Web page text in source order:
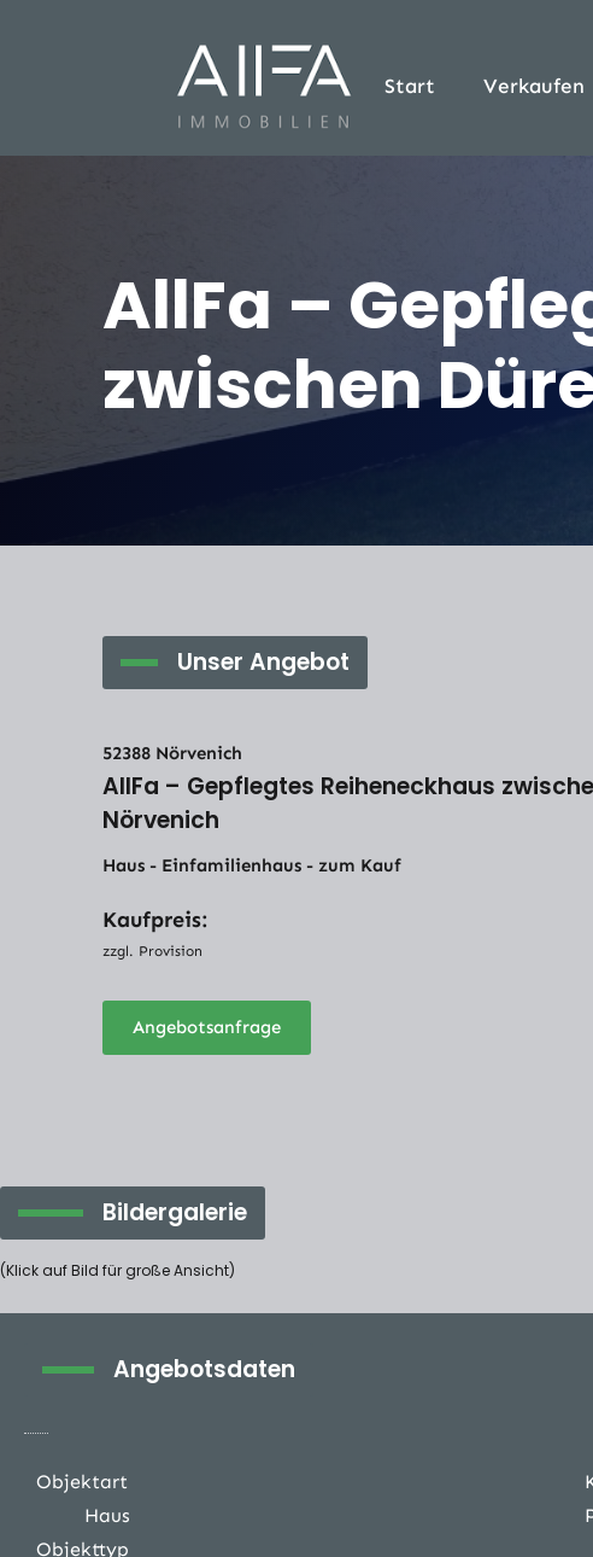
Start Verkaufen
AllFa –
zwischen
Unser Angebot
52388 Nörvenich
AllFa – Gepflegtes Reiheneckhaus
Nörvenich
Haus - Einfamilienhaus - zum Kauf
Kaufpreis:
zzgl. Provision
Angebotsanfrage
Bildergalerie
(Klick auf Bild für große Ansicht)
Angebotsdaten
Objektart
Haus
Objekttyp